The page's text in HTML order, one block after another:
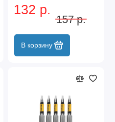
132 р.
157 р.
В корзину